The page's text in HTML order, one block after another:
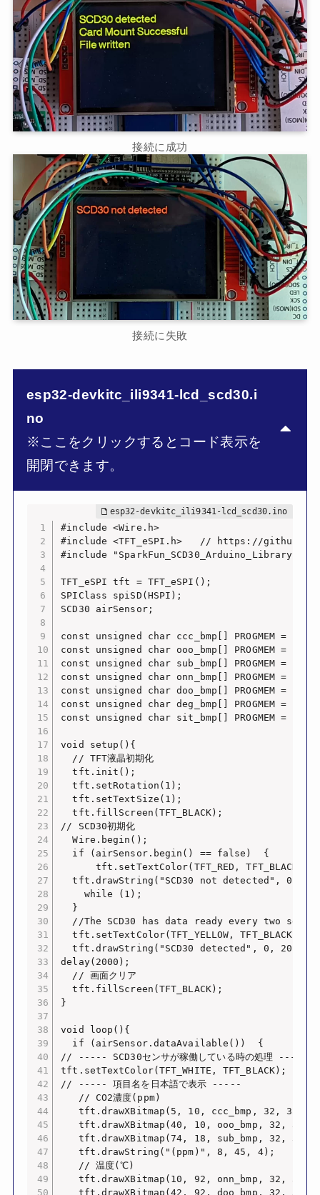
接続に成功
接続に失敗
esp32-devkitc_ili9341-lcd_scd30.i
no
※ここをクリックするとコード表示を
開閉できます。
#include <Wire.h>
#include <TFT_eSPI.h>   // https://github.com/
#include
TFT_eSPI tft = TFT_eSPI();
SPIClass spiSD(HSPI);
SCD30 airSensor;
const unsigned char ccc_bmp[] PROGMEM
const unsigned char ooo_bmp[] PROGMEM
const unsigned char sub_bmp[] PROGMEM
const unsigned char onn_bmp[] PROGMEM
const unsigned char doo_bmp[] PROGMEM
const unsigned char deg_bmp[] PROGMEM
const unsigned char sit_bmp[] PROGMEM =
void setup(){
  // TFT液晶初期化
  tft.init();
  tft.setRotation(1);
  tft.setTextSize(1);
  tft.fillScreen(TFT_BLACK);
// SCD30初期化
  Wire.begin();
  if (airSensor.begin() == false)  {
      tft.setTextColor(TFT_RED, TFT_BLACK);
tft.drawString("SCD30 not detected", 0,
    while (1);
  }
//The SCD30 has data ready every two
  tft.setTextColor(TFT_YELLOW, TFT_BLACK);
tft.drawString("SCD30 detected", 0, 20,
delay(2000);
  // 画面クリア
  tft.fillScreen(TFT_BLACK);
}
void loop(){
  if (airSensor.dataAvailable())  {
// ----- SCD30センサが稼働している時の処理 -----
tft.setTextColor(TFT_WHITE, TFT_BLACK);
// ----- 項目名を日本語で表示 -----
   // CO2濃度(ppm)
tft.drawXBitmap(5, 10, ccc_bmp, 32, 32,
tft.drawXBitmap(40, 10, ooo_bmp, 32, 32,
tft.drawXBitmap(74, 18, sub_bmp, 32, 32,
   tft.drawString("(ppm)", 8, 45, 4);
   // 温度(℃)
tft.drawXBitmap(10, 92, onn_bmp, 32, 32,
tft.drawXBitmap(42, 92, doo_bmp, 32, 32,